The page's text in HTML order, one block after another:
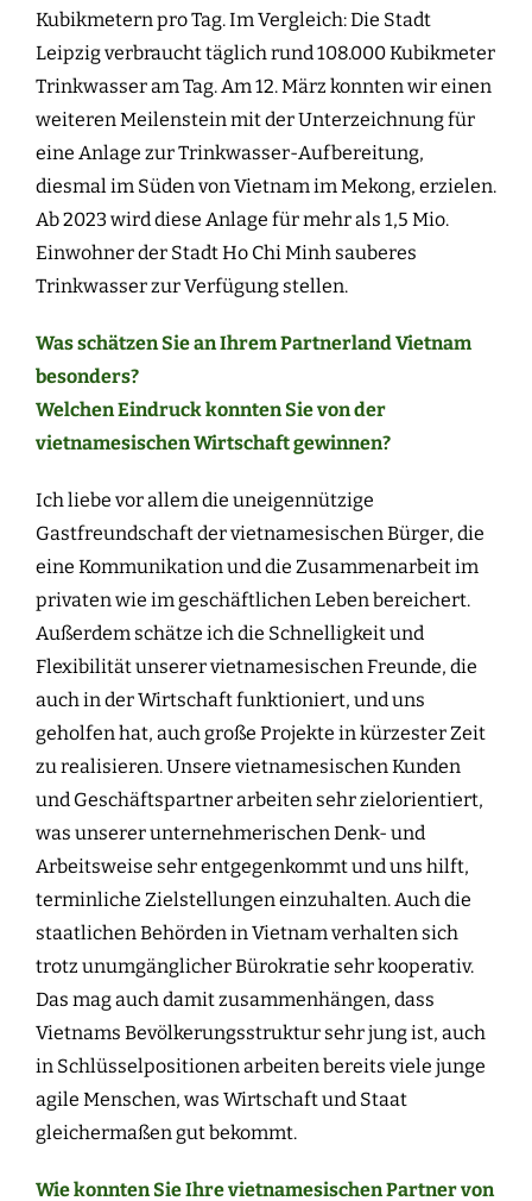
Kubikmetern pro Tag. Im Vergleich: Die Stadt
Leipzig verbraucht täglich rund 108.000 Kubikmeter
Trinkwasser am Tag. Am 12. März konnten wir einen
weiteren Meilenstein mit der Unterzeichnung für
eine Anlage zur Trinkwasser-Aufbereitung,
diesmal im Süden von Vietnam im Mekong, erzielen.
Ab 2023 wird diese Anlage für mehr als 1,5 Mio.
Einwohner der Stadt Ho Chi Minh sauberes
Trinkwasser zur Verfügung stellen.
Was schätzen Sie an Ihrem Partnerland Vietnam
besonders?
Welchen Eindruck konnten Sie von der
vietnamesischen Wirtschaft gewinnen?
Ich liebe vor allem die uneigennützige
Gastfreundschaft der vietnamesischen Bürger, die
eine Kommunikation und die Zusammenarbeit im
privaten wie im geschäftlichen Leben bereichert.
Außerdem schätze ich die Schnelligkeit und
Flexibilität unserer vietnamesischen Freunde, die
auch in der Wirtschaft funktioniert, und uns
geholfen hat, auch große Projekte in kürzester Zeit
zu realisieren. Unsere vietnamesischen Kunden
und Geschäftspartner arbeiten sehr zielorientiert,
was unserer unternehmerischen Denk- und
Arbeitsweise sehr entgegenkommt und uns hilft,
terminliche Zielstellungen einzuhalten. Auch die
staatlichen Behörden in Vietnam verhalten sich
trotz unumgänglicher Bürokratie sehr kooperativ.
Das mag auch damit zusammenhängen, dass
Vietnams Bevölkerungsstruktur sehr jung ist, auch
in Schlüsselpositionen arbeiten bereits viele junge
agile Menschen, was Wirtschaft und Staat
gleichermaßen gut bekommt.
Wie konnten Sie Ihre vietnamesischen Partner von